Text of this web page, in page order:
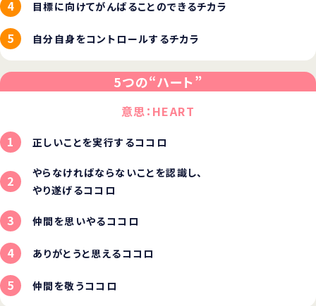
目標に向けてがんばることのできるチカラ
自分自身をコントロールするチカラ
5つの“ハート”
意思：HEART
正しいことを実行するココロ
やらなければならないことを認識し、
やり遂げるココロ
仲間を思いやるココロ
ありがとうと思えるココロ
仲間を敬うココロ